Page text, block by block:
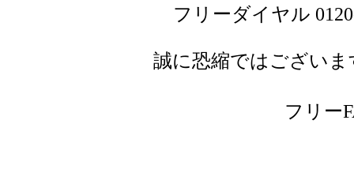
フリーダイヤル
誠に恐縮ではござい
フリー